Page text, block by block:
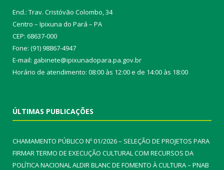
End.: Trav. Cristóvão Colombo, 34
Centro – Ipixuna do Pará – PA
CEP: 68637-000
Fone: (91) 98867-4947
E-mail: gabinete@ipixunadopara.pa.gov.br
Horário de atendimento: 08:00 às 12:00 e de 14:00 às 18:00
ÚLTIMAS PUBLICAÇÕES
CHAMAMENTO PÚBLICO Nº 01/2026 – SELEÇÃO DE PROJETOS PARA
FIRMAR TERMO DE EXECUÇÃO CULTURAL COM RECURSOS DA
POLÍTICA NACIONAL ALDIR BLANC DE FOMENTO À CULTURA – PNAB